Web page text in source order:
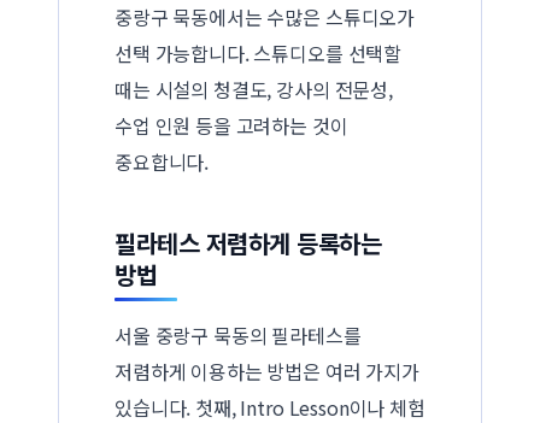
중랑구 묵동에서는 수많은 스튜디오가
선택 가능합니다. 스튜디오를 선택할
때는 시설의 청결도, 강사의 전문성,
수업 인원 등을 고려하는 것이
중요합니다.
필라테스 저렴하게 등록하는
방법
서울 중랑구 묵동의 필라테스를
저렴하게 이용하는 방법은 여러 가지가
있습니다. 첫째, Intro Lesson이나 체험